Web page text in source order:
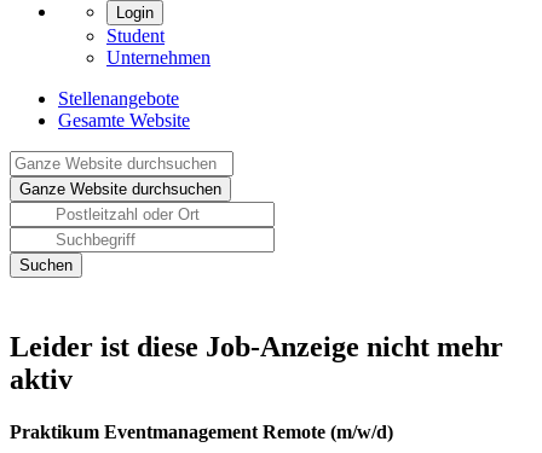
Login
Student
Unternehmen
Stellenangebote
Gesamte Website
Leider ist diese Job-Anzeige nicht mehr
aktiv
Praktikum Eventmanagement Remote (m/w/d)